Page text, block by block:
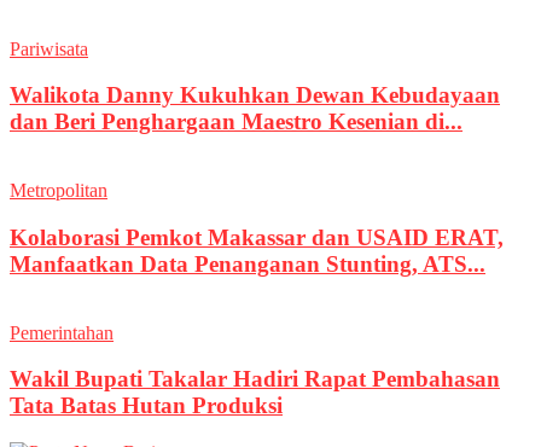
Pariwisata
Walikota Danny Kukuhkan Dewan Kebudayaan
dan Beri Penghargaan Maestro Kesenian di...
Metropolitan
Kolaborasi Pemkot Makassar dan USAID ERAT,
Manfaatkan Data Penanganan Stunting, ATS...
Pemerintahan
Wakil Bupati Takalar Hadiri Rapat Pembahasan
Tata Batas Hutan Produksi